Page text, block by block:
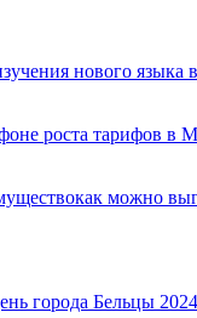
нового языка
роста тарифов в
как можно
города Бельцы 2024